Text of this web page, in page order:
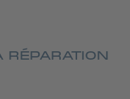
RÉPARATION